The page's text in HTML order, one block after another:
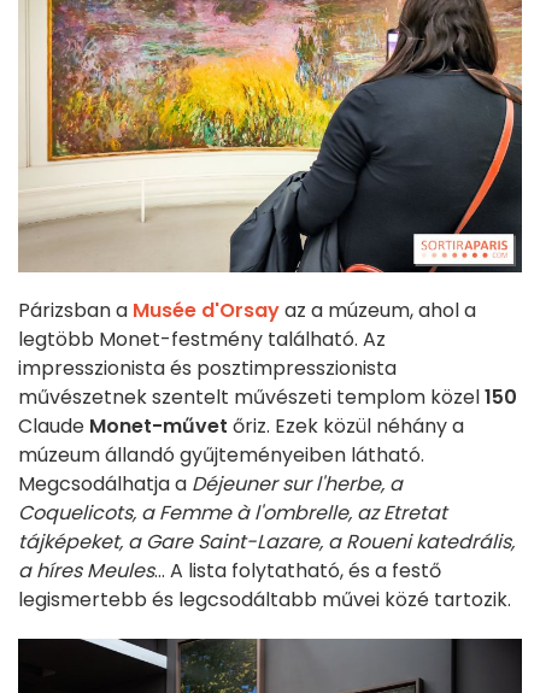
Párizsban a Musée d'Orsayaz a múzeum, ahol a
legtöbb Monet-festmény található. Az
impresszionista és posztimpresszionista
művészetnek szentelt művészeti templom közel150
Claude Monet-művet őriz. Ezek közül néhány a
múzeum állandó gyűjteményeiben látható.
Megcsodálhatja a Déjeuner sur l'herbe, a
Coquelicots, a Femme à l'ombrelle, az Etretat
tájképeket, a Gare Saint-Lazare, a Roueni katedrális,
a híres Meules... A lista folytatható, és a festő
legismertebb és legcsodáltabb művei közé tartozik.